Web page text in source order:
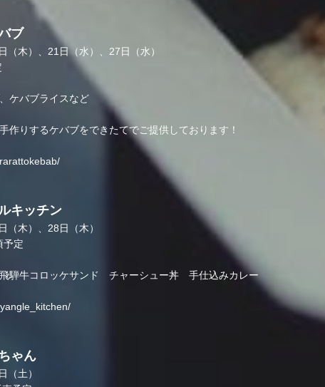
ブ
（木）、21日（水）、27日（水）
ケバブライスなど
作りするケバブをできたてでご提供しております！
キッチン
（木）、28日（木）
予定
騨牛コロッケサンド チャーシュー丼 手仕込みカレー
ゃん
（土）